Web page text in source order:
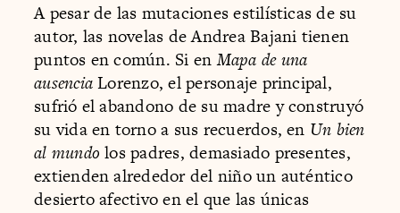
A pesar de las mutaciones estilísticas de su
autor, las novelas de Andrea Bajani tienen
puntos en común. Si enMapa de una
ausenciaLorenzo, el personaje principal,
sufrió el abandono de su madre y construyó
su vida en torno a sus recuerdos, en Un bien
al mundolos padres, demasiado presentes,
extienden alrededor del niño un auténtico
desierto afectivo en el que las únicas